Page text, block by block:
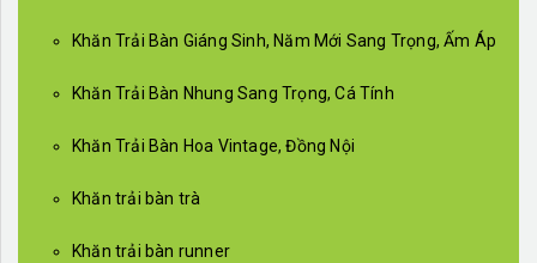
Khăn Trải Bàn Giáng Sinh, Năm Mới Sang Trọng, Ấm Áp
Khăn Trải Bàn Nhung Sang Trọng, Cá Tính
Khăn Trải Bàn Hoa Vintage, Đồng Nội
Khăn trải bàn trà
Khăn trải bàn runner